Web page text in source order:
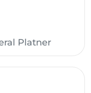
Platner